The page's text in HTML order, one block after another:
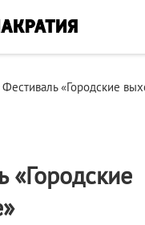
Фестиваль «Городские
«Городские